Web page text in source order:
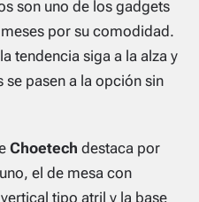
son uno de los gadgets
por su comodidad.
tendencia siga a la alza y
se pasen a la opción sin
Choetech destaca por
el de mesa con
tipo atril y la base